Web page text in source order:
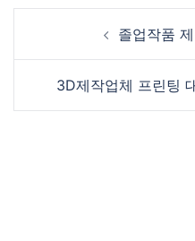
navigation졸업작품
3D제작업체 프린팅